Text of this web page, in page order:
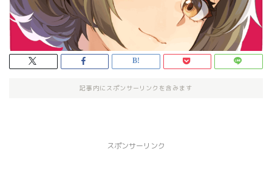
記事内にスポンサーリンクを含みます
スポンサーリンク